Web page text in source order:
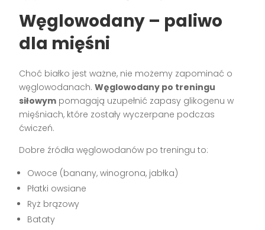
Węglowodany – paliwo
dla mięśni
Choć białko jest ważne, nie możemy zapominać o
węglowodanach.Węglowodany po treningu
siłowym pomagają uzupełnić zapasy glikogenu w
mięśniach, które zostały wyczerpane podczas
ćwiczeń.
Dobre źródła węglowodanów po treningu to:
Owoce (banany, winogrona, jabłka)
Płatki owsiane
Ryż brązowy
Bataty